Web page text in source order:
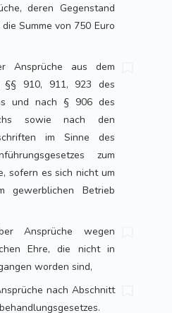
deren Gegenstand
Summe von 750 Euro
Ansprüche aus dem
§§ 910, 911, 923 des
und nach § 906 des
sowie nach den
im Sinne des
zum
sofern es sich nicht um
gewerblichen Betrieb
Ansprüche wegen
Ehre, die nicht in
worden sind,
nach Abschnitt